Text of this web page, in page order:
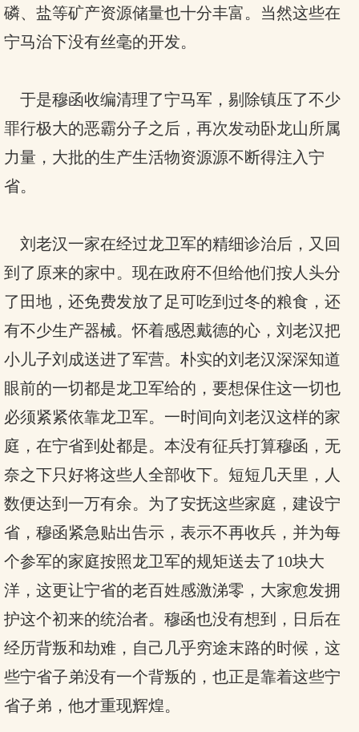
磷、盐等矿产资源储量也十分丰富。当然这些在
宁马治下没有丝毫的开发。
于是穆函收编清理了宁马军，剔除镇压了不少
罪行极大的恶霸分子之后，再次发动卧龙山所属
力量，大批的生产生活物资源源不断得注入宁
省。
刘老汉一家在经过龙卫军的精细诊治后，又回
到了原来的家中。现在政府不但给他们按人头分
了田地，还免费发放了足可吃到过冬的粮食，还
有不少生产器械。怀着感恩戴德的心，刘老汉把
小儿子刘成送进了军营。朴实的刘老汉深深知道
眼前的一切都是龙卫军给的，要想保住这一切也
必须紧紧依靠龙卫军。一时间向刘老汉这样的家
庭，在宁省到处都是。本没有征兵打算穆函，无
奈之下只好将这些人全部收下。短短几天里，人
数便达到一万有余。为了安抚这些家庭，建设宁
省，穆函紧急贴出告示，表示不再收兵，并为每
个参军的家庭按照龙卫军的规矩送去了10块大
洋，这更让宁省的老百姓感激涕零，大家愈发拥
护这个初来的统治者。穆函也没有想到，日后在
经历背叛和劫难，自己几乎穷途末路的时候，这
些宁省子弟没有一个背叛的，也正是靠着这些宁
省子弟，他才重现辉煌。